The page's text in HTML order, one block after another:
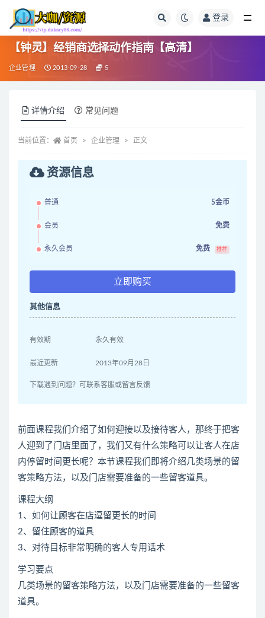
登录
【钟灵】经销商选择动作指南【高清】
企业管理 2013-09-28 5
详情介绍 常见问题
当前位置： 首页 企业管理 正文
资源信息
普通 5金币
会员 免费
永久会员 免费 推荐
立即购买
其他信息
有效期 永久有效
最近更新 2013年09月28日
下载遇到问题？可联系客服或留言反馈
前面课程我们介绍了如何迎接以及接待客人，那终于把客
人迎到了门店里面了，我们又有什么策略可以让客人在店
内停留时间更长呢？本节课程我们即将介绍几类场景的留
客策略方法，以及门店需要准备的一些留客道具。
课程大纲
1、如何让顾客在店逗留更长的时间
2、留住顾客的道具
3、对待目标非常明确的客人专用话术
学习要点
几类场景的留客策略方法，以及门店需要准备的一些留客
道具。
全部